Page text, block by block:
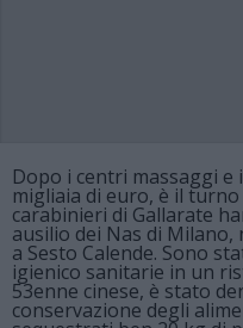
Dopo i centri massaggi
migliaia di euro, è il
carabinieri di Gallarate
ausilio dei Nas di
a Sesto Calende. Sono
igienico sanitarie in un
53enne cinese, è stato
conservazione degli